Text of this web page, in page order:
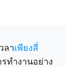
ลาเพียงสี่
ทำงานอย่าง